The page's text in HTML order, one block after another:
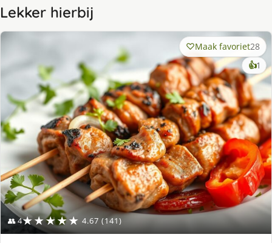
Lekker hierbij
👥 4★★★★★ 4.67 (141)
Maak favoriet28
👍1